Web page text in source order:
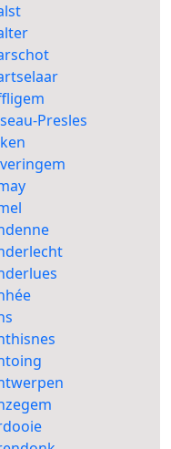
Presles